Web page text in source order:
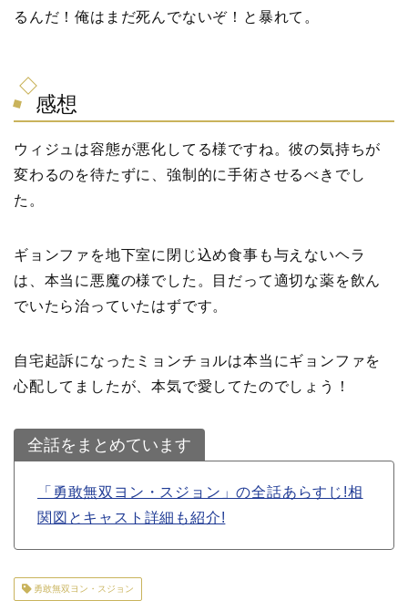
るんだ！俺はまだ死んでないぞ！と暴れて。
感想
ウィジュは容態が悪化してる様ですね。彼の気持ちが
変わるのを待たずに、強制的に手術させるべきでし
た。
ギョンファを地下室に閉じ込め食事も与えないヘラ
は、本当に悪魔の様でした。目だって適切な薬を飲ん
でいたら治っていたはずです。
自宅起訴になったミョンチョルは本当にギョンファを
心配してましたが、本気で愛してたのでしょう！
全話をまとめています
「勇敢無双ヨン・スジョン」の全話あらすじ!相
関図とキャスト詳細も紹介!
勇敢無双ヨン・スジョン